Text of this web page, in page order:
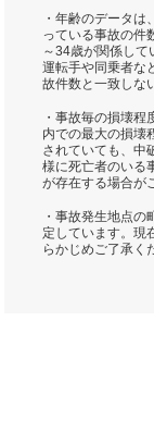
・年齢のデータ
っている事故の件
～34歳が関係し
運転手や同乗者な
故件数と一致しな
・事故毎の損壊
内での最大の損壊
されていても、中
様に死亡者のいる
が存在する場合が
・事故発生地点
定しています。現
らかじめご了承く